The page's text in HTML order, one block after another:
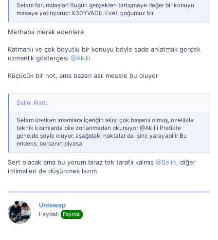
Selam forumdaşlar! Bugün gerçekten tartışmaya değer bir konuyu
masaya yatırıyoruz: X30YVADE. Evet, çoğumuz bir
Merhaba merak edenlere
Katmanlı ve çok boyutlu bir konuyu böyle sade anlatmak gerçek
uzmanlık göstergesi @Akilli
Küçücük bir not, ama bazen asıl mesele bu oluyor
Selin' Alıntı:
Selam üretken insanlara İçeriğin akışı çok başarılı olmuş, özellikle
teknik kısımlarda bile zorlanmadan okunuyor @Akilli Pratikte
genelde şöyle oluyor, aşağıdaki noktalar da işine yarayabilir Bu
endeks, borsanın piyasa
Sert olacak ama bu yorum biraz tek taraflı kalmış @Selin, diğer
ihtimalleri de düşünmek lazım
Uniswap
Faydalı Faydalı